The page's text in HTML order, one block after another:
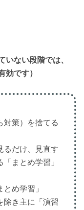
いない段階では、
効です）
対策）を捨てる
るだけ、見直す
まとめ学習」
め学習」
き主に「演習